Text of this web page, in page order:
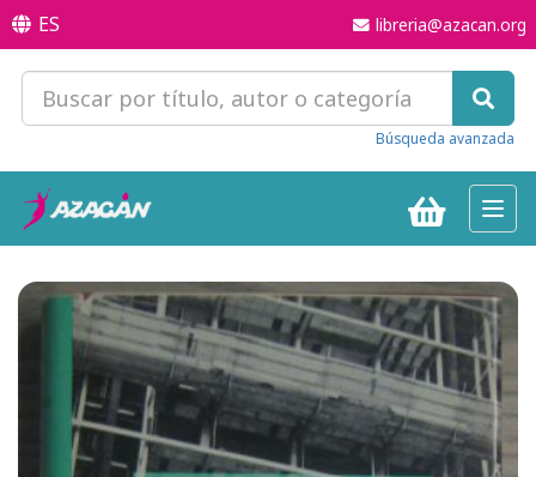
ES libreria@azacan.org
Búsqueda avanzada